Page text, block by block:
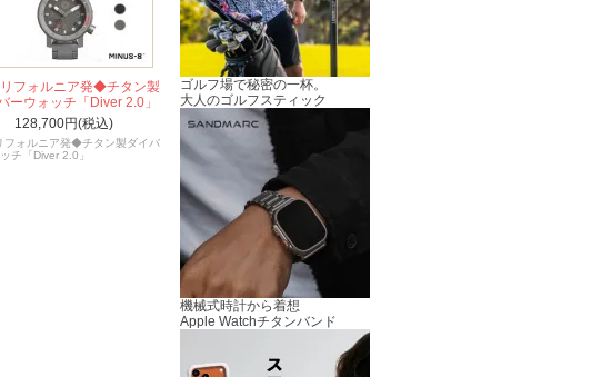
フォルニア発◆チタン製
ーウォッチ「Diver 2.0」
128,700円(税込)
フォルニア発◆チタン製ダイバ
チ「Diver 2.0」
ゴルフ場で秘密の一杯。
大人のゴルフスティック
機械式時計から着想
Apple Watchチタンバンド